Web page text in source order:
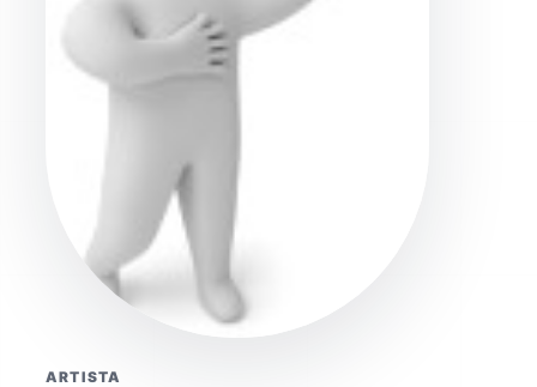
ARTISTA